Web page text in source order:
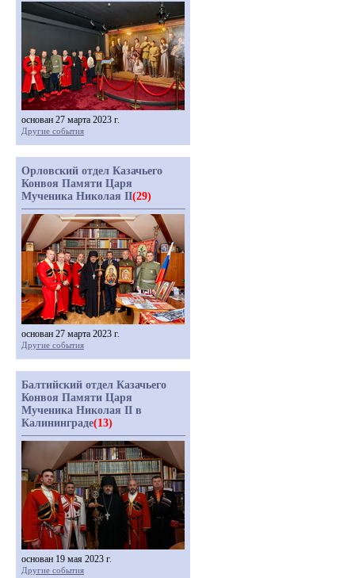
основан 27 марта 2023 г.
Другие события
Орловский отдел Казачьего
Конвоя Памяти Царя
Мученика Николая II(29)
основан 27 марта 2023 г.
Другие события
Балтийский отдел Казачьего
Конвоя Памяти Царя
Мученика Николая II в
Калининграде(13)
основан 19 мая 2023 г.
Другие события